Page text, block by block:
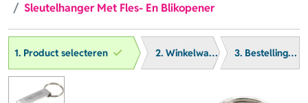
Sleutelhanger Met Fles- En Blikopener
1. Product selecteren 2. Winkelwagen 3. Bestelling afronden